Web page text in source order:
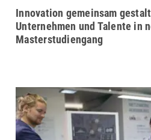
Innovation gemeinsam
Unternehmen und Talente in
Masterstudiengang